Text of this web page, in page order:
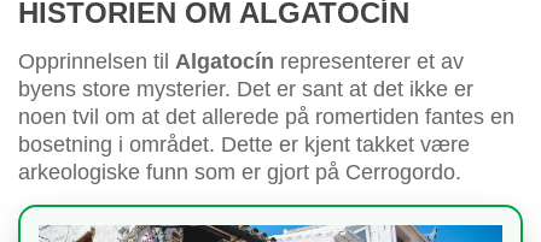
HISTORIEN OM ALGATOCÍN
Opprinnelsen til Algatocín representerer et av
byens store mysterier. Det er sant at det ikke er
noen tvil om at det allerede på romertiden fantes en
bosetning i området. Dette er kjent takket være
arkeologiske funn som er gjort på Cerrogordo.